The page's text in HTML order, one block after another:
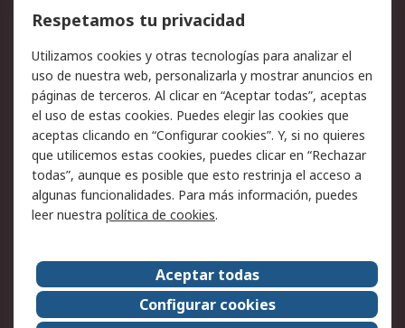
Cómo realizar pedidos
Devoluciones
Facturación y pago
Ofertas
Soporte técnico
Legal
Aviso legal
Política de privacidad -
Actualizada
Política sobre cookies
Seguridad de emails
Certificaciones de
Condiciones de venta
Acerca de RS
Acerca de RS RS Group
Respetamos tu privacidad
Utilizamos cookies y otras tecnologías para analizar el
uso de nuestra web, personalizarla y mostrar anuncios en
páginas de terceros. Al clicar en “Aceptar todas”, aceptas
el uso de estas cookies. Puedes elegir las cookies que
aceptas clicando en “Configurar cookies”. Y, si no quieres
que utilicemos estas cookies, puedes clicar en “Rechazar
todas”, aunque es posible que esto restrinja el acceso a
algunas funcionalidades. Para más información, puedes
leer nuestra política de cookies.
Aceptar todas
Configurar cookies